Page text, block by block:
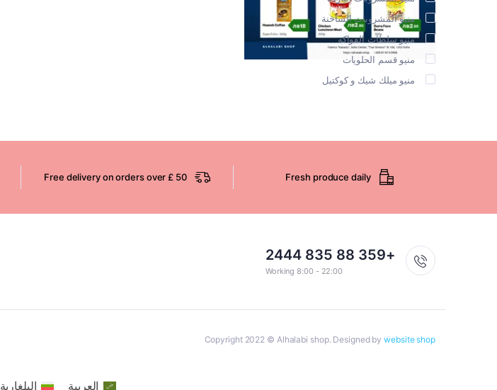
منيو المشروبات الساخنة
منيو سلطات الفواكه
منيو قسم الحلويات
منيو ميلك شيك و كوكتيل
Fresh produce daily
Free delivery on orders over £ 50
+359 88 835 2444
Working 8:00 - 22:00
Copyright 2022 © Alhalabi shop. Designed bywebsite shop
العربية البلغارية